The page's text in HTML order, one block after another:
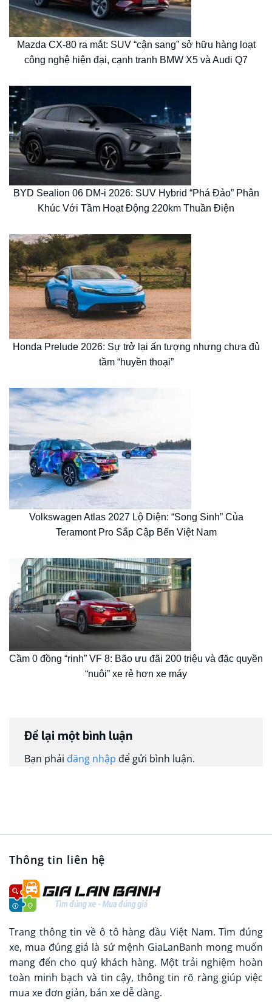
Mazda CX-80 ra mắt: SUV “cận sang” sở hữu hàng loạt
công nghệ hiện đại, cạnh tranh BMW X5 và Audi Q7
BYD Sealion 06 DM-i 2026: SUV Hybrid “Phá Đảo” Phân
Khúc Với Tầm Hoạt Động 220km Thuần Điện
Honda Prelude 2026: Sự trở lại ấn tượng nhưng chưa đủ
tầm “huyền thoại”
Volkswagen Atlas 2027 Lộ Diện: “Song Sinh” Của
Teramont Pro Sắp Cập Bến Việt Nam
Cầm 0 đồng “rinh” VF 8: Bão ưu đãi 200 triệu và đặc quyền
“nuôi” xe rẻ hơn xe máy
Để lại một bình luận
Bạn phải đăng nhập để gửi bình luận.
Thông tin liên hệ
Trang thông tin về ô tô hàng đầu Việt Nam. Tìm đúng
xe, mua đúng giá là sứ mệnh GiaLanBanh mong muốn
mang đến cho quý khách hàng. Một trải nghiệm hoàn
toàn minh bạch và tin cậy, thông tin rõ ràng giúp việc
mua xe đơn giản, bán xe dễ dàng.